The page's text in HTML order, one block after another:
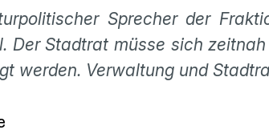
Sprecher der
Der Stadtrat müsse sich
werden. Verwaltung und